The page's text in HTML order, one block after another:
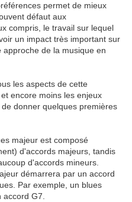
permet de mieux
défaut aux
compris, le travail sur lequel
un impact très important sur
de la musique en
les aspects de cette
encore moins les enjeux
donner quelques premières
majeur est composé
d'accords majeurs, tandis
d'accords mineurs.
démarrera par un accord
Par exemple, un blues
G7.